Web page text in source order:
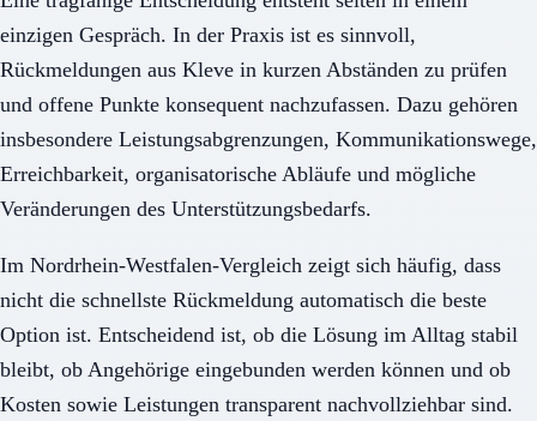
einzigen Gespräch. In der Praxis ist es sinnvoll,
Rückmeldungen aus Kleve in kurzen Abständen zu prüfen
und offene Punkte konsequent nachzufassen. Dazu gehören
insbesondere Leistungsabgrenzungen, Kommunikationswege,
Erreichbarkeit, organisatorische Abläufe und mögliche
Veränderungen des Unterstützungsbedarfs.
Im Nordrhein-Westfalen-Vergleich zeigt sich häufig, dass
nicht die schnellste Rückmeldung automatisch die beste
Option ist. Entscheidend ist, ob die Lösung im Alltag stabil
bleibt, ob Angehörige eingebunden werden können und ob
Kosten sowie Leistungen transparent nachvollziehbar sind.